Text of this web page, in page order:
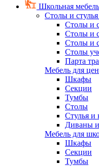
Школьная мебель
Столы и
Столы и
Столы и
Столы и
Столы
Парта
Мебель для
Шкафы
Секции
Тумбы
Столы
Стулья и
Диваны
Мебель для
Шкафы
Секции
Тумбы